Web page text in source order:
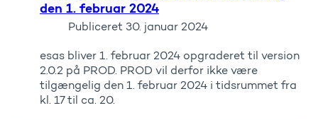
den 1. februar 2024
Publiceret 30. januar 2024
esas bliver 1. februar 2024 opgraderet til version
2.0.2 på PROD. PROD vil derfor ikke være
tilgængelig den 1. februar 2024 i tidsrummet fra
kl. 17 til ca. 20.